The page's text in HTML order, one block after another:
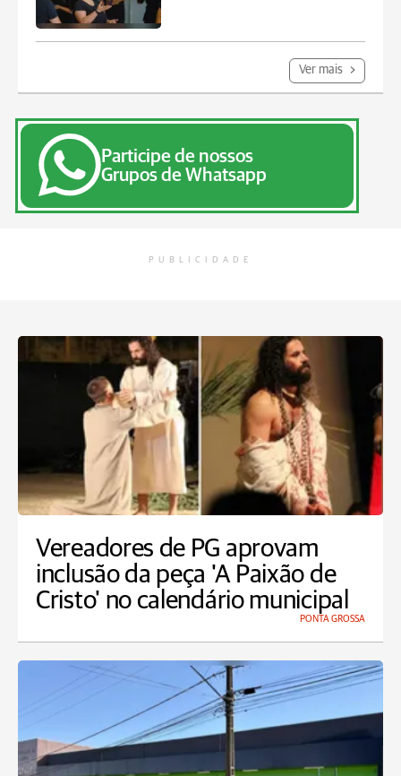
Ver mais
Participe de nossos
Grupos de Whatsapp
PUBLICIDADE
Vereadores de PG aprovam
inclusão da peça 'A Paixão de
Cristo' no calendário municipal
PONTA GROSSA